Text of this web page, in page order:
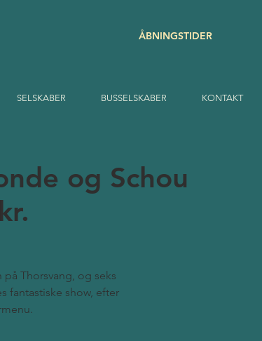
ÅBNINGSTIDER
SELSKABER BUSSELSKABER KONTAKT
og Schou
Thorsvang, og seks
fantastiske show, efter